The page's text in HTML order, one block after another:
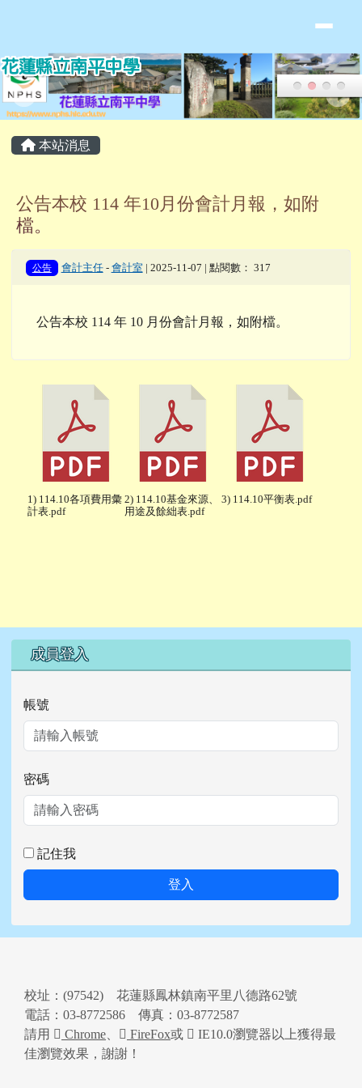
主內容區域
本站消息
公告本校 114 年10月份會計月報，如附
檔。
公告 會計主任- 會計室 | 2025-11-07 | 點閱數： 317
公告本校 114 年 10 月份會計月報，如附檔。
1) 114.10各項費用彙
計表.pdf
2) 114.10基金來源、
用途及餘絀表.pdf
3) 114.10平衡表.pdf
右邊區域內容
成員登入
帳號
密碼
記住我
登入
頁尾區域
頁尾區域內容
校址：(97542) 花蓮縣鳳林鎮南平里八德路62號
電話：03-8772586 傳真：03-8772587
請用
Chrome FireFox或
IE10.0瀏覽器以上獲得最
佳瀏覽效果，謝謝！